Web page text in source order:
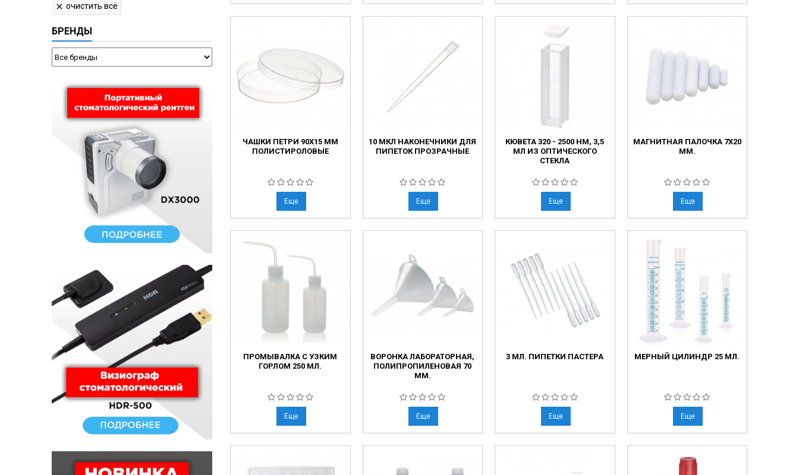
 очистить всё
БРЕНДЫ
ЧАШКИ ПЕТРИ 90Х15 ММ
ПОЛИСТИРОЛОВЫЕ
Еще
10 МКЛ НАКОНЕЧНИКИ ДЛЯ
ПИПЕТОК ПРОЗРАЧНЫЕ
Еще
КЮВЕТА 320 - 2500 НМ, 3,5
МЛ ИЗ ОПТИЧЕСКОГО
СТЕКЛА
Еще
МАГНИТНАЯ ПАЛОЧКА 7Х20
ММ.
Еще
ПРОМЫВАЛКА С УЗКИМ
ГОРЛОМ 250 МЛ.
Еще
ВОРОНКА ЛАБОРАТОРНАЯ,
ПОЛИПРОПИЛЕНОВАЯ 70
ММ.
Еще
3 МЛ. ПИПЕТКИ ПАСТЕРА
Еще
МЕРНЫЙ ЦИЛИНДР 25 МЛ.
Еще